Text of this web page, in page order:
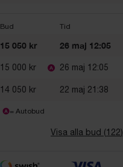
Bud Tid
15 050 kr 26 maj 12:05
15 000 kr 26 maj 12:05
14 050 kr 22 maj 21:38
= Autobud
Visa alla bud (122)